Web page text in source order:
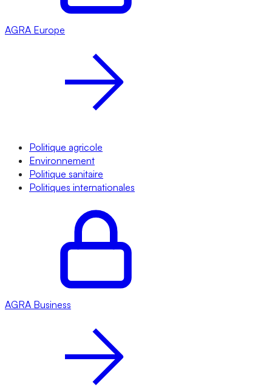
AGRA Europe
Politique agricole
Environnement
Politique sanitaire
Politiques internationales
AGRA Business